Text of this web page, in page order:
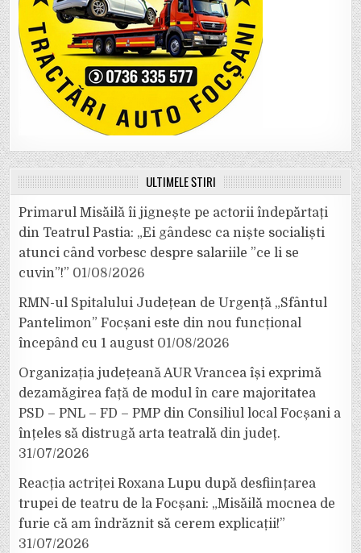
ULTIMELE ȘTIRI
Primarul Misăilă îi jignește pe actorii îndepărtați
din Teatrul Pastia: „Ei gândesc ca niște socialiști
atunci când vorbesc despre salariile ”ce li se
cuvin”!” 01/08/2026
RMN-ul Spitalului Județean de Urgență „Sfântul
Pantelimon” Focșani este din nou funcțional
începând cu 1 august 01/08/2026
Organizația județeană AUR Vrancea își exprimă
dezamăgirea față de modul în care majoritatea
PSD – PNL – FD – PMP din Consiliul local Focșani a
înțeles să distrugă arta teatrală din județ.
31/07/2026
Reacția actriței Roxana Lupu după desființarea
trupei de teatru de la Focșani: „Misăilă mocnea de
furie că am îndrăznit să cerem explicații!”
31/07/2026